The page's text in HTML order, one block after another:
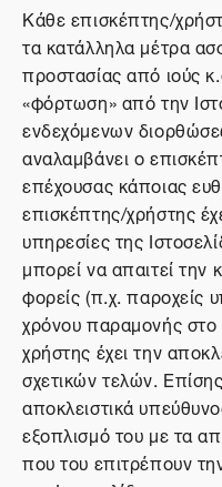
Κάθε επισκέπτης/
τα κατάλληλα μέτρα
προστασίας από ιούς
«φόρτωση» από την
ενδεχόμενων
αναλαμβάνει ο
επέχουσας κάποιας
επισκέπτης/χρήστης
υπηρεσίες της
μπορεί να απαιτεί την
φορείς (π.χ. παροχείς
χρόνου παραμονής στο
χρήστης έχει την
σχετικών τελών.
αποκλειστικά
εξοπλισμό του με τα
που του επιτρέπουν